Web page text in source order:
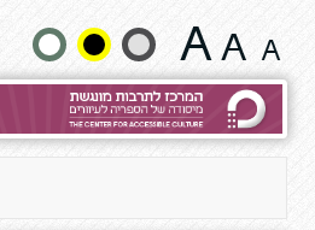
כותר
שנה
גודל
טקסט